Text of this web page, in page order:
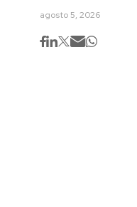
agosto 5, 2026